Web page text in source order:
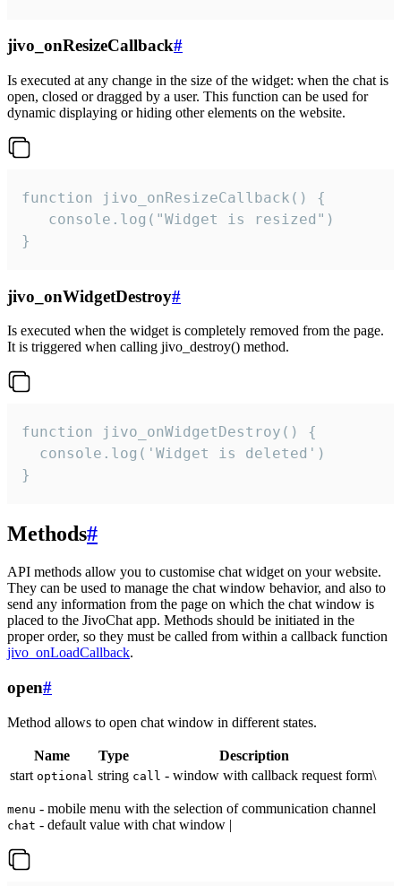
jivo_onResizeCallback#
Is executed at any change in the size of the widget: when the chat is
open, closed or dragged by a user. This function can be used for
dynamic displaying or hiding other elements on the website.
function jivo_onResizeCallback() {
   console.log("Widget is resized")
}
jivo_onWidgetDestroy#
Is executed when the widget is completely removed from the page.
It is triggered when calling jivo_destroy() method.
function jivo_onWidgetDestroy() {
  console.log('Widget is deleted')
}
Methods#
API methods allow you to customise chat widget on your website.
They can be used to manage the chat window behavior, and also to
send any information from the page on which the chat window is
placed to the JivoChat app. Methods should be initiated in the
proper order, so they must be called from within a callback function
jivo_onLoadCallback.
open#
Method allows to open chat window in different states.
Name Type
Description
start optional string call - window with callback request form\
menu - mobile menu with the selection of communication channel
chat - default value with chat window |